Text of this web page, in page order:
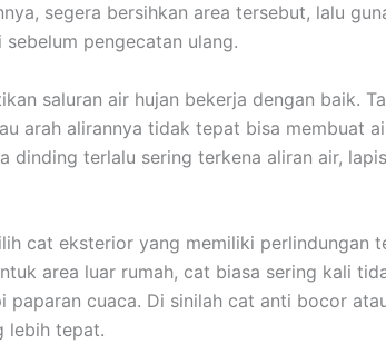
segera bersihkan area tersebut, lalu
sebelum pengecatan ulang.
saluran air hujan bekerja dengan baik.
arah alirannya tidak tepat bisa membuat
dinding terlalu sering terkena aliran air,
cat eksterior yang memiliki perlindungan
area luar rumah, cat biasa sering kali
paparan cuaca. Di sinilah cat anti bocor
lebih tepat.